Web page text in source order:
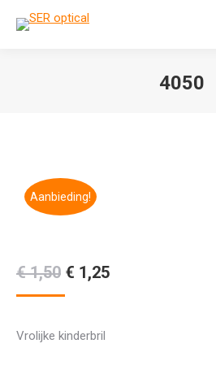
4050
Aanbieding!
€1,50 Oorspronkelijke
prijs
€ 1,50.
€ 1,25Huidige
Vrolijke kinderbril